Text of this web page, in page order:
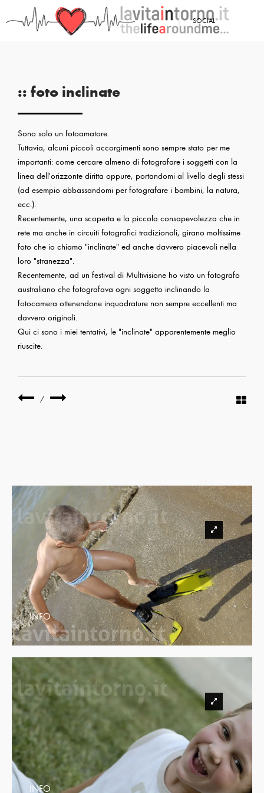
SOCIAL
:: foto inclinate
Sono solo un fotoamatore.
Tuttavia, alcuni piccoli accorgimenti sono sempre stato per me
importanti: come cercare almeno di fotografare i soggetti con la
linea dell'orizzonte diritta oppure, portandomi al livello degli stessi
(ad esempio abbassandomi per fotografare i bambini, la natura,
ecc.).
Recentemente, una scoperta e la piccola consapevolezza che in
rete ma anche in circuiti fotografici tradizionali, girano moltissime
foto che io chiamo "inclinate" ed anche davvero piacevoli nella
loro "stranezza".
Recentemente, ad un festival di Multivisione ho visto un fotografo
australiano che fotografava ogni soggetto inclinando la
fotocamera ottenendone inquadrature non sempre eccellenti ma
davvero originali.
Qui ci sono i miei tentativi, le "inclinate" apparentemente meglio
riuscite.
/
INFO
INFO